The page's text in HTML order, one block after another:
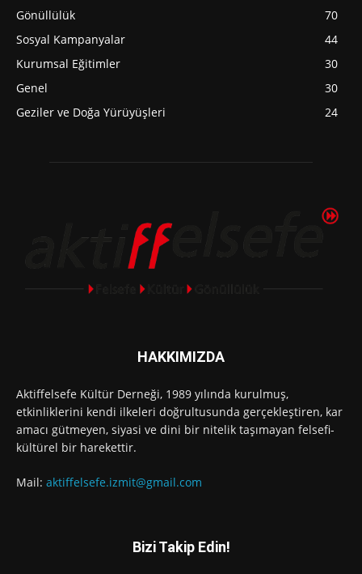
Gönüllülük
70
Sosyal Kampanyalar
44
Kurumsal Eğitimler
30
Genel
30
Geziler ve Doğa Yürüyüşleri
24
HAKKIMIZDA
Aktiffelsefe Kültür Derneği, 1989 yılında kurulmuş,
etkinliklerini kendi ilkeleri doğrultusunda gerçekleştiren, kar
amacı gütmeyen, siyasi ve dini bir nitelik taşımayan felsefi-
kültürel bir harekettir.
Mail: aktiffelsefe.izmit@gmail.com
Bizi Takip Edin!